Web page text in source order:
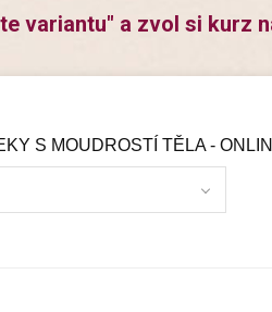
variantu" a zvol si kurz
S MOUDROSTÍ TĚLA -